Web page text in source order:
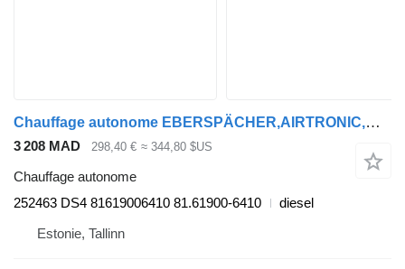
Chauffage autonome EBERSPÄCHER,AIRTRONIC,MAN TGX 24.400 (01.07-) 252463 DS4 pour tracteur routier MAN TGL, TGM, TGS, TGX (2005-2021)
3 208 MAD 298,40 € ≈ 344,80 $US
Chauffage autonome
252463 DS4 81619006410 81.61900-6410
diesel
Estonie, Tallinn